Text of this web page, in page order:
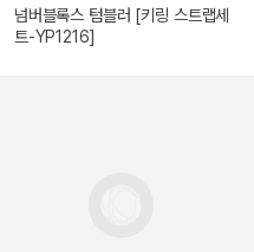
넘버블록스 텀블러 [키링 스트랩세
트-YP1216]